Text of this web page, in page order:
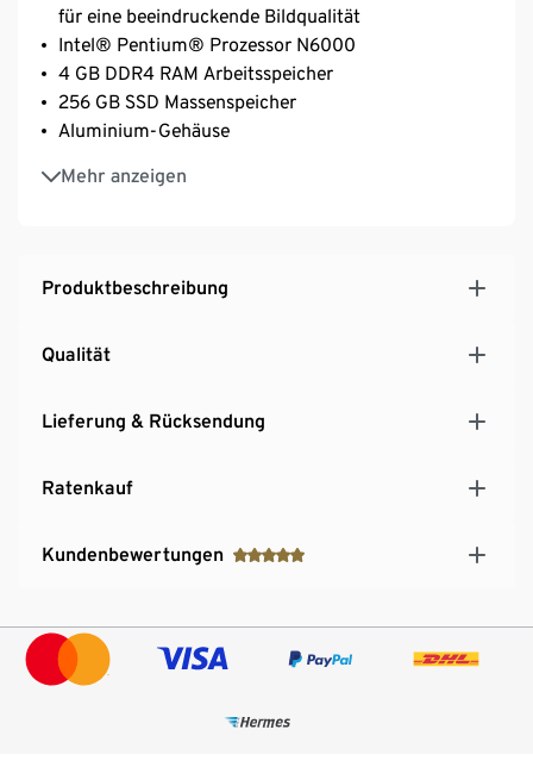
für eine beeindruckende Bildqualität
Intel® Pentium® Prozessor N6000
4 GB DDR4 RAM Arbeitsspeicher
256 GB SSD Massenspeicher
Aluminium-Gehäuse
Mehr anzeigen
Akkulaufzeit bis zu 16 Stunden (basierend auf
MobileMark® 2014 Test)
Tastaturbeleuchtung
Grafikkarte: Intel® UHD Graphics
Produktbeschreibung
Qualität
Lieferung & Rücksendung
Ratenkauf
Kundenbewertungen